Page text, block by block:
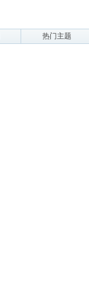
热门主题